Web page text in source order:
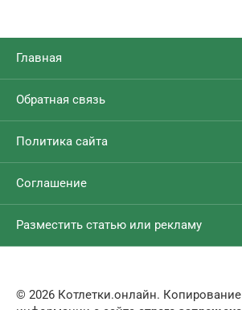
Главная
Обратная связь
Политика сайта
Соглашение
Разместить статью или рекламу
© 2026 Котлетки.онлайн. Копирование